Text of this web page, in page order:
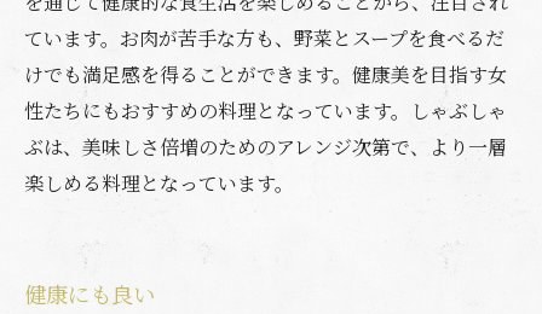
ています。お肉が苦手な方も、野菜とスープを食べるだ
けでも満足感を得ることができます。健康美を目指す女
性たちにもおすすめの料理となっています。しゃぶしゃ
ぶは、美味しさ倍増のためのアレンジ次第で、より一層
楽しめる料理となっています。
健康にも良い